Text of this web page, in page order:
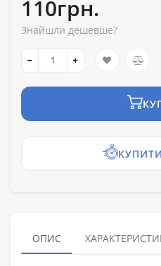
110грн.
Знайшли дешевше?
ОПИС